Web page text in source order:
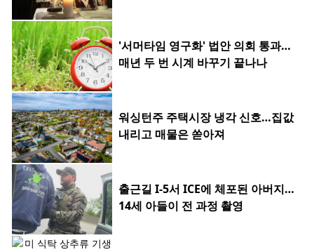
'서머타임 영구화' 법안 의회 통과…
매년 두 번 시계 바꾸기 끝나나
워싱턴주 주택시장 냉각 신호…집값
내리고 매물은 쏟아져
출근길 I-5서 ICE에 체포된 아버지…
14세 아들이 전 과정 촬영